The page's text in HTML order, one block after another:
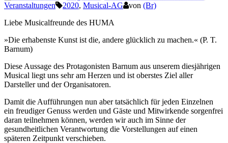
Veranstaltungen
2020, Musical-AG von (Br)
Liebe Musicalfreunde des HUMA
»Die erhabenste Kunst ist die, andere glücklich zu machen.« (P. T.
Barnum)
Diese Aussage des Protagonisten Barnum aus unserem diesjährigen
Musical liegt uns sehr am Herzen und ist oberstes Ziel aller
Darsteller und der Organisatoren.
Damit die Aufführungen nun aber tatsächlich für jeden Einzelnen
ein freudiger Genuss werden und Gäste und Mitwirkende sorgenfrei
daran teilnehmen können, werden wir auch im Sinne der
gesundheitlichen Verantwortung die Vorstellungen auf einen
späteren Zeitpunkt verschieben.